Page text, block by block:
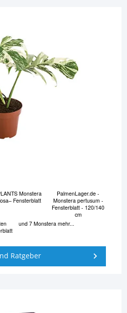
Monstera
Fensterblatt
PalmenLager.de -
Monstera pertusum -
Fensterblatt - 120/140
cm
und 7 Monstera mehr...
Ratgeber